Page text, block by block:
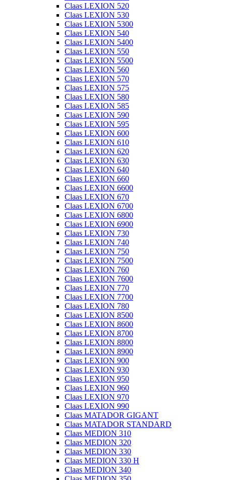
Claas LEXION 520
Claas LEXION 530
Claas LEXION 5300
Claas LEXION 540
Claas LEXION 5400
Claas LEXION 550
Claas LEXION 5500
Claas LEXION 560
Claas LEXION 570
Claas LEXION 575
Claas LEXION 580
Claas LEXION 585
Claas LEXION 590
Claas LEXION 595
Claas LEXION 600
Claas LEXION 610
Claas LEXION 620
Claas LEXION 630
Claas LEXION 640
Claas LEXION 660
Claas LEXION 6600
Claas LEXION 670
Claas LEXION 6700
Claas LEXION 6800
Claas LEXION 6900
Claas LEXION 730
Claas LEXION 740
Claas LEXION 750
Claas LEXION 7500
Claas LEXION 760
Claas LEXION 7600
Claas LEXION 770
Claas LEXION 7700
Claas LEXION 780
Claas LEXION 8500
Claas LEXION 8600
Claas LEXION 8700
Claas LEXION 8800
Claas LEXION 8900
Claas LEXION 900
Claas LEXION 930
Claas LEXION 950
Claas LEXION 960
Claas LEXION 970
Claas LEXION 990
Claas MATADOR GIGANT
Claas MATADOR STANDARD
Claas MEDION 310
Claas MEDION 320
Claas MEDION 330
Claas MEDION 330 H
Claas MEDION 340